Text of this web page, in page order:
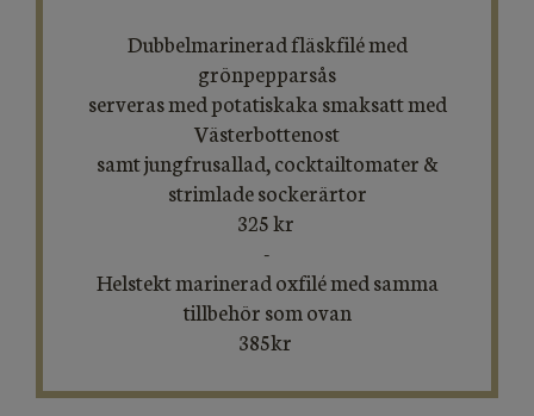
Dubbelmarinerad fläskfilé med
grönpepparsås
serveras med potatiskaka smaksatt med
Västerbottenost
samt jungfrusallad, cocktailtomater &
strimlade sockerärtor
325 kr
-
Helstekt marinerad oxfilé med samma
tillbehör som ovan
385kr